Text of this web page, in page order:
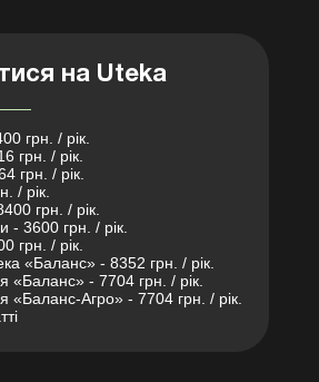
на Uteka
грн. / рік.
грн. / рік.
грн. / рік.
/ рік.
грн. / рік.
- 3600 грн. / рік.
грн. / рік.
«Баланс» - 8352 грн. / рік.
«Баланс» - 7704 грн. / рік.
«Баланс-Агро» - 7704 грн. / рік.